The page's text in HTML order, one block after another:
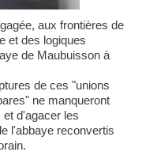
et des logiques
de Maubuisson à
de ces "unions
ne manqueront
et d'agacer les
l'abbaye reconvertis